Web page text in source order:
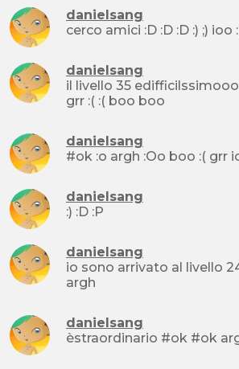
danielsang
cerco
danielsang
il livello 35 edifficilssimoooooooooo grr grr
grr :( :( boo boo
danielsang
danielsang
:) :D :P
danielsang
io sono arrivato al livello 24 :D :D :D ioo ;)
argh
danielsang